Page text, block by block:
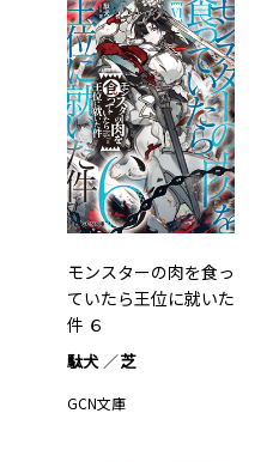
モンスターの肉を食っ
ていたら王位に就いた
件 ６
駄犬 芝
GCN文庫